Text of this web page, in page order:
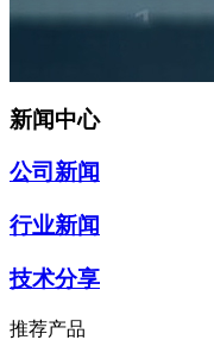
新闻中心
公司新闻
行业新闻
技术分享
推荐产品